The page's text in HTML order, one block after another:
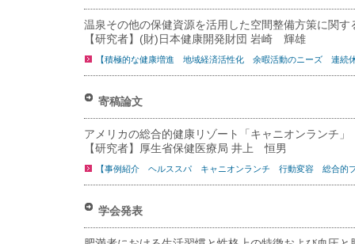
温泉その他の保健資源を活用した空間整備方策に関す
【研究者】(財)日本健康開発財団 岩崎 輝雄
【積極的な健康増進 地域経済活性化 余暇活動のニーズ 連続
寄稿論文
アメリカの総合的健康リゾート「キャニオンランチ」
【研究者】厚生省保健医療局 井上 恒男
【事例紹介 ヘルススパ キャニオンランチ 行動変容 総合的
学会発表